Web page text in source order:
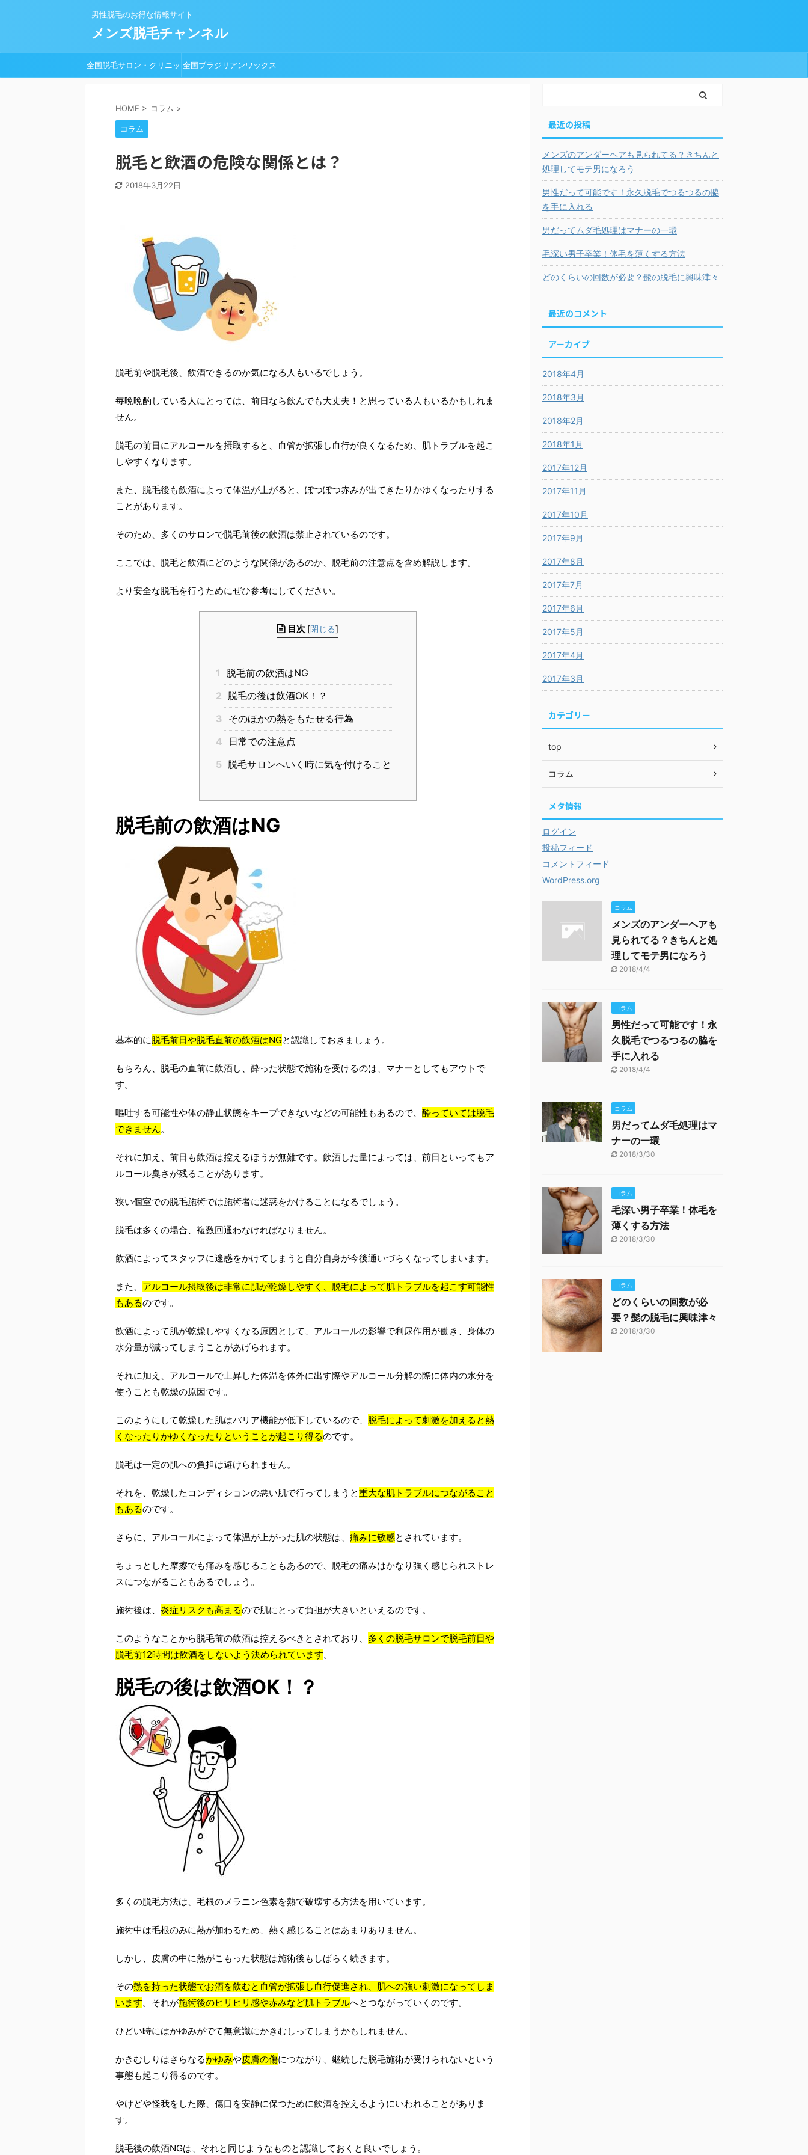
男性脱毛のお得な情報サイト
メンズ脱毛チャンネル
全国脱毛サロン・クリニッ 全国ブラジリアンワックス
HOME > コラム >
コラム
脱毛と飲酒の危険な関係とは？
2018年3月22日
脱毛前や脱毛後、飲酒できるのか気になる人もいるでしょう。
毎晩晩酌している人にとっては、前日なら飲んでも大丈夫！と思っている人もいるかもしれま
せん。
脱毛の前日にアルコールを摂取すると、血管が拡張し血行が良くなるため、肌トラブルを起こ
しやすくなります。
また、脱毛後も飲酒によって体温が上がると、ぽつぽつ赤みが出てきたりかゆくなったりする
ことがあります。
そのため、多くのサロンで脱毛前後の飲酒は禁止されているのです。
ここでは、脱毛と飲酒にどのような関係があるのか、脱毛前の注意点を含め解説します。
より安全な脱毛を行うためにぜひ参考にしてください。
目次 [閉じる]
1
脱毛前の飲酒はNG
2 脱毛の後は飲酒OK！？
3 そのほかの熱をもたせる行為
4
日常での注意点
5 脱毛サロンへいく時に気を付けること
脱毛前の飲酒はNG
基本的に脱毛前日や脱毛直前の飲酒はNGと認識しておきましょう。
もちろん、脱毛の直前に飲酒し、酔った状態で施術を受けるのは、マナーとしてもアウトで
す。
嘔吐する可能性や体の静止状態をキープできないなどの可能性もあるので、 酔っていては脱毛
できません。
それに加え、前日も飲酒は控えるほうが無難です。飲酒した量によっては、前日といってもア
ルコール臭さが残ることがあります。
狭い個室での脱毛施術では施術者に迷惑をかけることになるでしょう。
脱毛は多くの場合、複数回通わなければなりません。
飲酒によってスタッフに迷惑をかけてしまうと自分自身が今後通いづらくなってしまいます。
また、 アルコール摂取後は非常に肌が乾燥しやすく、脱毛によって肌トラブルを起こす可能性
もあるのです。
飲酒によって肌が乾燥しやすくなる原因として、アルコールの影響で利尿作用が働き、身体の
水分量が減ってしまうことがあげられます。
それに加え、アルコールで上昇した体温を体外に出す際やアルコール分解の際に体内の水分を
使うことも乾燥の原因です。
このようにして乾燥した肌はバリア機能が低下しているので、 脱毛によって刺激を加えると熱
くなったりかゆくなったりということが起こり得るのです。
脱毛は一定の肌への負担は避けられません。
それを、乾燥したコンディションの悪い肌で行ってしまうと重大な肌トラブルにつながること
もあるのです。
さらに、アルコールによって体温が上がった肌の状態は、 痛みに敏感とされています。
ちょっとした摩擦でも痛みを感じることもあるので、脱毛の痛みはかなり強く感じられストレ
スにつながることもあるでしょう。
施術後は、 炎症リスクも高まるので肌にとって負担が大きいといえるのです。
このようなことから脱毛前の飲酒は控えるべきとされており、 多くの脱毛サロンで脱毛前日や
脱毛前12時間は飲酒をしないよう決められています。
脱毛の後は飲酒OK！？
多くの脱毛方法は、毛根のメラニン色素を熱で破壊する方法を用いています。
施術中は毛根のみに熱が加わるため、熱く感じることはあまりありません。
しかし、皮膚の中に熱がこもった状態は施術後もしばらく続きます。
その熱を持った状態でお酒を飲むと血管が拡張し血行促進され、肌への強い刺激になってしま
います。それが施術後のヒリヒリ感や赤みなど肌トラブルへとつながっていくのです。
ひどい時にはかゆみがでて無意識にかきむしってしまうかもしれません。
かきむしりはさらなるかゆみや皮膚の傷につながり、継続した脱毛施術が受けられないという
事態も起こり得るのです。
やけどや怪我をした際、傷口を安静に保つために飲酒を控えるようにいわれることがありま
す。
脱毛後の飲酒NGは、それと同じようなものと認識しておくと良いでしょう。
最近の投稿
メンズのアンダーヘアも見られてる？きちんと
処理してモテ男になろう
男性だって可能です！永久脱毛でつるつるの脇
を手に入れる
男だってムダ毛処理はマナーの一環
毛深い男子卒業！体毛を薄くする方法
どのくらいの回数が必要？髭の脱毛に興味津々
最近のコメント
アーカイブ
2018年4月
2018年3月
2018年2月
2018年1月
2017年12月
2017年11月
2017年10月
2017年9月
2017年8月
2017年7月
2017年6月
2017年5月
2017年4月
2017年3月
カテゴリー
top
コラム
メタ情報
ログイン
投稿フィード
コメントフィード
WordPress.org
コラム
メンズのアンダーヘアも
見られてる？きちんと処
理してモテ男になろう
2018/4/4
コラム
男性だって可能です！永
久脱毛でつるつるの脇を
手に入れる
2018/4/4
コラム
男だってムダ毛処理はマ
ナーの一環
2018/3/30
コラム
毛深い男子卒業！体毛を
薄くする方法
2018/3/30
コラム
どのくらいの回数が必
要？髭の脱毛に興味津々
2018/3/30